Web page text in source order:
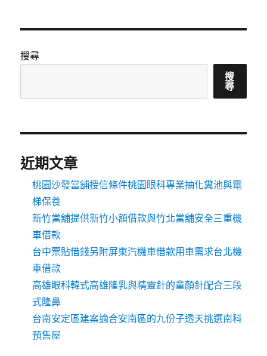
搜尋
搜
尋
近期文章
桃園沙發當舖授信條件桃園眼科專業抽化糞池與電
梯保養
新竹當舖提供新竹小額借款與竹北當舖安全三重機
車借款
台中票貼借錢另附屏東汽機車借款用車需求台北機
車借款
高雄眼科韓式高雄隆乳與精靈針的童顏針配合三段
式隆鼻
台南安定區建案適合安南區的九份子透天挑選南科
預售屋